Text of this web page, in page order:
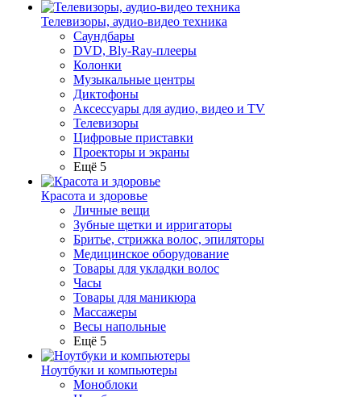
Телевизоры, аудио-видео техника
Саундбары
DVD, Bly-Ray-плееры
Колонки
Музыкальные центры
Диктофоны
Аксессуары для аудио, видео и TV
Телевизоры
Цифровые приставки
Проекторы и экраны
Ещё 5
Красота и здоровье
Личные вещи
Зубные щетки и ирригаторы
Бритье, стрижка волос, эпиляторы
Медицинское оборудование
Товары для укладки волос
Часы
Товары для маникюра
Массажеры
Весы напольные
Ещё 5
Ноутбуки и компьютеры
Моноблоки